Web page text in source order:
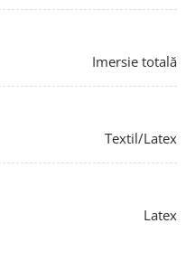
Imersie totală
Textil/Latex
Latex